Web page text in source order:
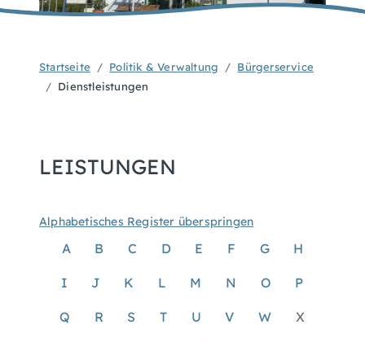
Startseite Politik & Verwaltung
Bürgerservice
Dienstleistungen
LEISTUNGEN
Alphabetisches Register überspringen
A B C D E F G H
I J K L M N O P
Q R S T U V W X